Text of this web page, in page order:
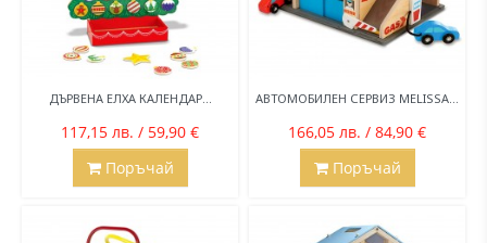
ДЪРВЕНА ЕЛХА КАЛЕНДАР...
117,15 лв. / 59,90 €
Поръчай
АВТОМОБИЛЕН СЕРВИЗ MELISSA...
166,05 лв. / 84,90 €
Поръчай